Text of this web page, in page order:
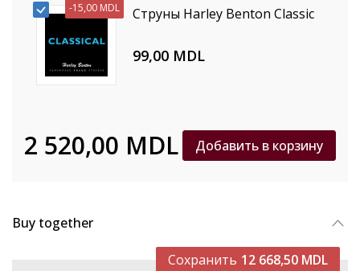
-15,00 MDL Струны Harley Benton Classic
99,00 MDL
2 520,00 MDL Добавить в корзину
Buy together
Сохранить 12 668,50 MDL